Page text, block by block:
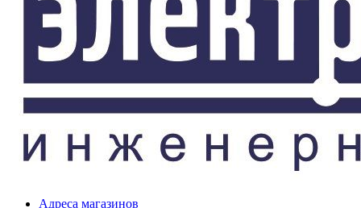
Адреса магазинов